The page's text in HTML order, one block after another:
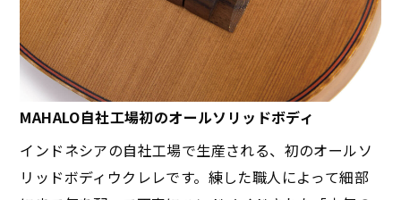
MAHALO自社工場初のオールソリッドボディ
インドネシアの自社工場で生産される、初のオールソ
リッドボディウクレレです。練した職人によって細部